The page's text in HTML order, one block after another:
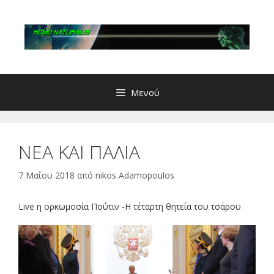
περιεχόμενο
Μενού
ΝΕΑ ΚΑΙ ΠΑΛΙΑ
7 Μαΐου 2018 από nikos Adamopoulos
Live η ορκωμοσία Πούτιν -Η τέταρτη θητεία του τσάρου